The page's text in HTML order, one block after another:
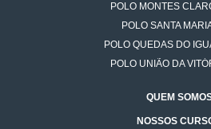
POLO MONTES
POLO SANTA
POLO QUEDAS DO
POLO UNIÃO DA
QUEM
NOSSOS